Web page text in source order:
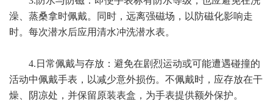
澡、蒸桑拿时佩戴。同时，远离强磁场，以防磁化影响走
时。每次潜水后应用清水冲洗潜水表。
4.日常佩戴与存放：避免在剧烈运动或可能遭遇碰撞的
活动中佩戴手表，以减少意外损伤。不佩戴时，应存放在干
燥、阴凉处，并保留原装表盒，为手表提供额外保护。